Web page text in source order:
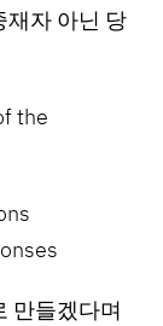
재자 아닌 당
the
만들겠다며